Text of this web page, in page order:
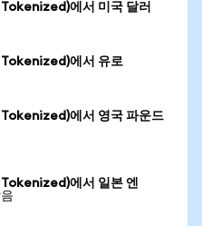
에서 미국 달러
에서 유로
에서 영국 파운드
에서 일본 엔